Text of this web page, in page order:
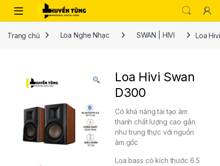
Trang chủ Loa Nghe Nhạc SWAN | HIVI Loa
Loa Hivi Swan
D300
Có khả năng tái tạo âm
thanh chất lượng cao gần
như trung thực với nguồn
âm gốc
Loa bass có kích thước 6.5